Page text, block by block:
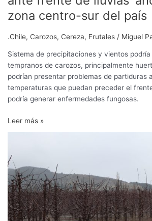
zona centro-sur del país
.Chile, Carozos, Cereza, Frutales / Miguel
Sistema de precipitaciones y vientos
tempranos de carozos, principalmente
podrían presentar problemas de partiduras
temperaturas que puedan preceder el
podría generar enfermedades fungosas.
país
Leer más »
cerezos
y
otros
frutales:
consecuencias
y